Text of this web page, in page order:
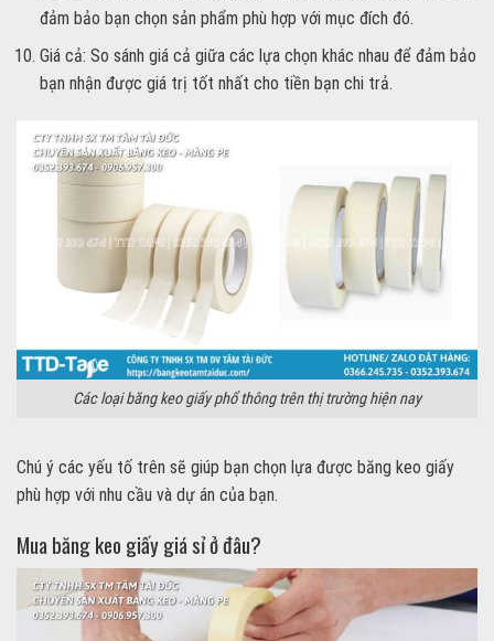
đảm bảo bạn chọn sản phẩm phù hợp với mục đích đó.
Giá cả: So sánh giá cả giữa các lựa chọn khác nhau để đảm bảo
bạn nhận được giá trị tốt nhất cho tiền bạn chi trả.
Các loại băng keo giấy phổ thông trên thị trường hiện nay
Chú ý các yếu tố trên sẽ giúp bạn chọn lựa được băng keo giấy
phù hợp với nhu cầu và dự án của bạn.
Mua băng keo giấy giá sỉ ở đâu?